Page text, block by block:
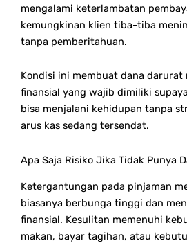
mengalami keterlambatan
kemungkinan klien tiba-tiba
tanpa pemberitahuan.
Kondisi ini membuat dana darurat
finansial yang wajib dimiliki
bisa menjalani kehidupan tanpa
arus kas sedang tersendat.
Apa Saja Risiko Jika Tidak Punya
Ketergantungan pada pinjaman
biasanya berbunga tinggi dan
finansial. Kesulitan memenuhi
makan, bayar tagihan, atau